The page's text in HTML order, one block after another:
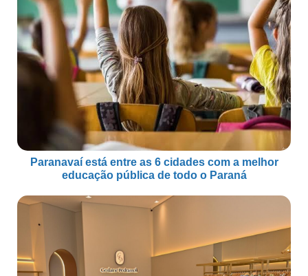
Paranavaí está entre as 6 cidades com a melhor
educação pública de todo o Paraná